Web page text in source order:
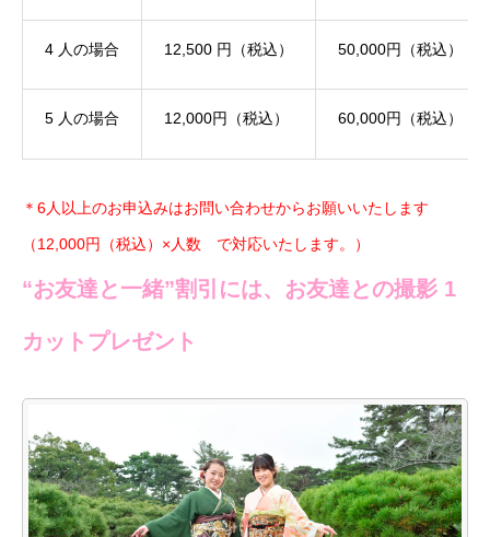
4 人の場合 12,500 円（税込） 50,000円（税込）
5 人の場合 12,000円（税込） 60,000円（税込）
＊6人以上のお申込みはお問い合わせからお願いいたします
（12,000円（税込）×人数 で対応いたします。）
“お友達と一緒”割引には、お友達との撮影 1
カットプレゼント